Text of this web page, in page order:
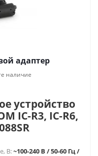
адаптер
наличие
устройство
IC-R3, IC-R6,
В:~100-240 В / 50-60 Гц /